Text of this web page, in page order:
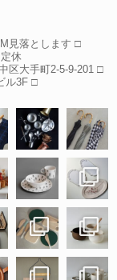
見落とします □
休
区大手町2-5-9-201 □
ル3F □